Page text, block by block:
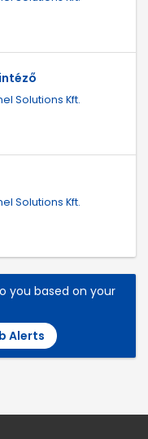
Solutions Kft.
Solutions Kft.
you based on your
Alerts